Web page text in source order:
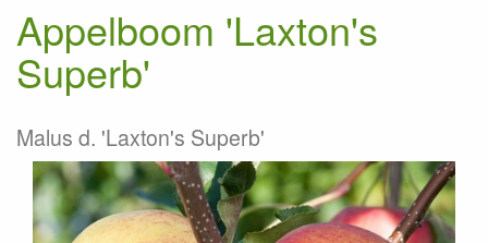
Appelboom 'Laxton's
Superb'
Malus d. 'Laxton's Superb'